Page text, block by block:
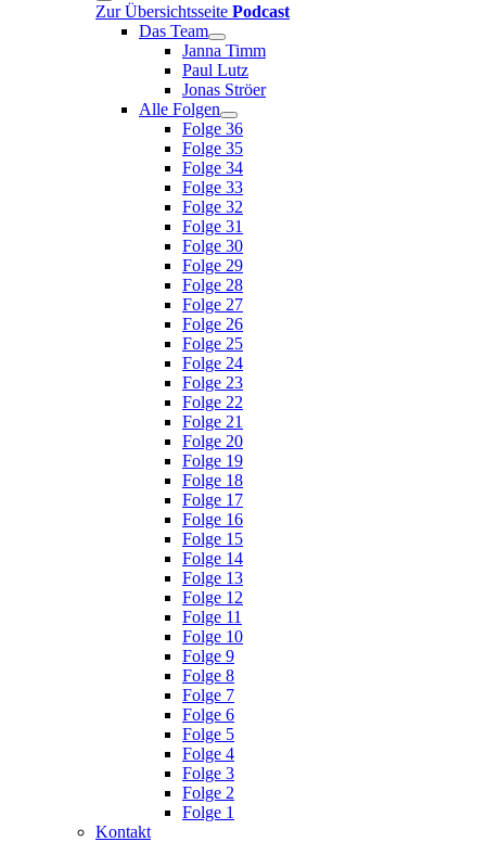
Zur Übersichtsseite Podcast
Das Team
Janna Timm
Paul Lutz
Jonas Ströer
Alle Folgen
Folge 36
Folge 35
Folge 34
Folge 33
Folge 32
Folge 31
Folge 30
Folge 29
Folge 28
Folge 27
Folge 26
Folge 25
Folge 24
Folge 23
Folge 22
Folge 21
Folge 20
Folge 19
Folge 18
Folge 17
Folge 16
Folge 15
Folge 14
Folge 13
Folge 12
Folge 11
Folge 10
Folge 9
Folge 8
Folge 7
Folge 6
Folge 5
Folge 4
Folge 3
Folge 2
Folge 1
Kontakt